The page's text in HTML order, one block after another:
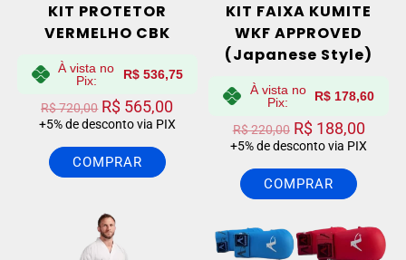
KIT PROTETOR
VERMELHO CBK
À vista no
Pix:
R$536,75
R$720,00 R$ 565,00
+5% de desconto via PIX
COMPRAR
KIT FAIXA KUMITE
WKF APPROVED
(Japanese Style)
À vista no
Pix:
R$ 178,60
R$220,00 R$188,00
+5% de desconto via PIX
COMPRAR